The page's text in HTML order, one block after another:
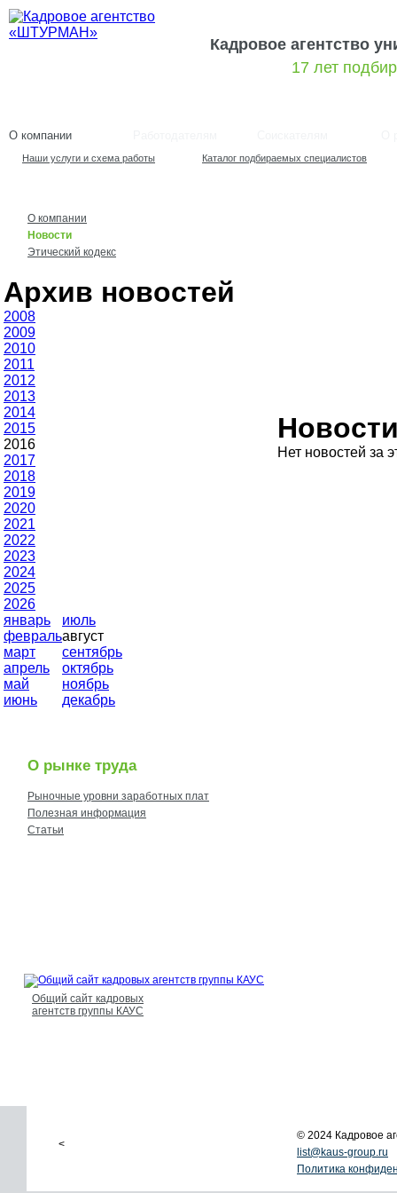
Кадровое агентство
17 лет
О компании
Наши услуги и схема работы Каталог подбираемых специалистов
О компании
Новости
Этический кодекс
Архив новостей
2008
2009
2010
2011
2012
2013
2014
2015
2016
2017
2018
2019
2020
2021
2022
2023
2024
2025
2026
январь
июль
февральавгуст
март
сентябрь
апрель
октябрь
май
ноябрь
июнь
декабрь
О рынке труда
Рыночные уровни заработных плат
Полезная информация
Статьи
Общий сайт кадровых
агентств группы КАУС
Нет новостей за
<
© 2024 Кадровое
list@kaus-group.ru
Политика